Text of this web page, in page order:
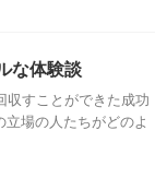
な体験談
収すことができた成功
場の人たちがどのよ